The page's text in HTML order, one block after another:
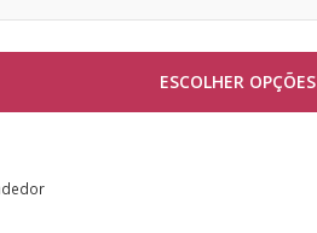
ESCOLHER OPÇÕES